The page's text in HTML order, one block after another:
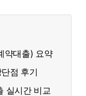
약대출) 요약
점 후기
실시간 비교